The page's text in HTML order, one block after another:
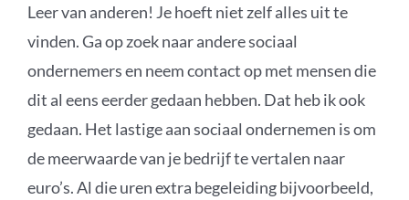
Leer van anderen! Je hoeft niet zelf alles uit te
vinden. Ga op zoek naar andere sociaal
ondernemers en neem contact op met mensen die
dit al eens eerder gedaan hebben. Dat heb ik ook
gedaan. Het lastige aan sociaal ondernemen is om
de meerwaarde van je bedrijf te vertalen naar
euro’s. Al die uren extra begeleiding bijvoorbeeld,